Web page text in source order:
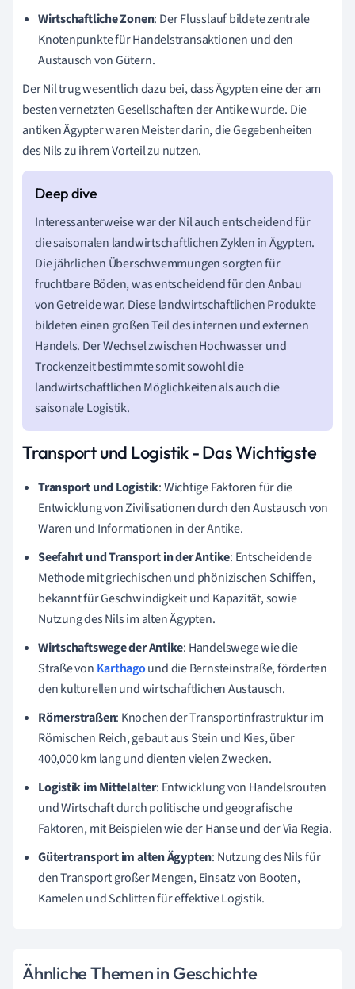
Wirtschaftliche Zonen: Der Flusslauf bildete zentrale
Knotenpunkte für Handelstransaktionen und den
Austausch von Gütern.
Der Nil trug wesentlich dazu bei, dass Ägypten eine der am
besten vernetzten Gesellschaften der Antike wurde. Die
antiken Ägypter waren Meister darin, die Gegebenheiten
des Nils zu ihrem Vorteil zu nutzen.
Interessanterweise war der Nil auch entscheidend für
die saisonalen landwirtschaftlichen Zyklen in Ägypten.
Die jährlichen Überschwemmungen sorgten für
fruchtbare Böden, was entscheidend für den Anbau
von Getreide war. Diese landwirtschaftlichen Produkte
bildeten einen großen Teil des internen und externen
Handels. Der Wechsel zwischen Hochwasser und
Trockenzeit bestimmte somit sowohl die
landwirtschaftlichen Möglichkeiten als auch die
saisonale Logistik.
Transport und Logistik - Das Wichtigste
Transport und Logistik: Wichtige Faktoren für die
Entwicklung von Zivilisationen durch den Austausch von
Waren und Informationen in der Antike.
Seefahrt und Transport in der Antike: Entscheidende
Methode mit griechischen und phönizischen Schiffen,
bekannt für Geschwindigkeit und Kapazität, sowie
Nutzung des Nils im alten Ägypten.
Wirtschaftswege der Antike: Handelswege wie die
Straße von Karthagound die Bernsteinstraße, förderten
den kulturellen und wirtschaftlichen Austausch.
Römerstraßen: Knochen der Transportinfrastruktur im
Römischen Reich, gebaut aus Stein und Kies, über
400,000 km lang und dienten vielen Zwecken.
Logistik im Mittelalter: Entwicklung von Handelsrouten
und Wirtschaft durch politische und geografische
Faktoren, mit Beispielen wie der Hanse und der Via Regia.
Gütertransport im alten Ägypten: Nutzung des Nils für
den Transport großer Mengen, Einsatz von Booten,
Kamelen und Schlitten für effektive Logistik.
Ähnliche Themen in Geschichte